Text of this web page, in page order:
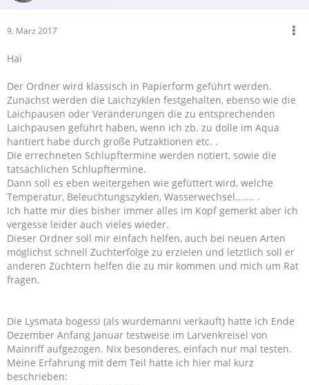
9. März 2017
Hai
Der Ordner wird klassisch in Papierform geführt werden.
Zunächst werden die Laichzyklen festgehalten, ebenso wie die
Laichpausen oder Veränderungen die zu entsprechenden
Laichpausen geführt haben, wenn ich zb. zu dolle im Aqua
hantiert habe durch große Putzaktionen etc. .
Die errechneten Schlupftermine werden notiert, sowie die
tatsächlichen Schlupftermine.
Dann soll es eben weitergehen wie gefüttert wird, welche
Temperatur, Beleuchtungszyklen, Wasserwechsel....... .
Ich hatte mir dies bisher immer alles im Kopf gemerkt aber ich
vergesse leider auch vieles wieder.
Dieser Ordner soll mir einfach helfen, auch bei neuen Arten
möglichst schnell Zuchterfolge zu erzielen und letztlich soll er
anderen Züchtern helfen die zu mir kommen und mich um Rat
fragen.
Die Lysmata bogessi (als wurdemanni verkauft) hatte ich Ende
Dezember Anfang Januar testweise im Larvenkreisel von
Mainriff aufgezogen. Nix besonderes, einfach nur mal testen.
Meine Erfahrung mit dem Teil hatte ich hier mal kurz
beschrieben: